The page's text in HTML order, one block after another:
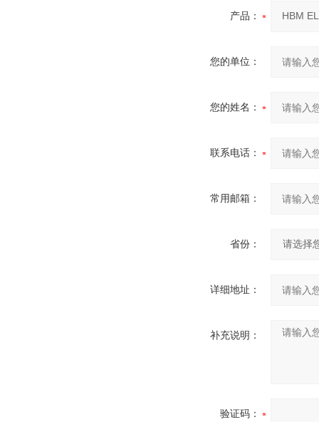
产品：
您的单位：
您的姓名：
联系电话：
常用邮箱：
省份：
详细地址：
补充说明：
验证码：